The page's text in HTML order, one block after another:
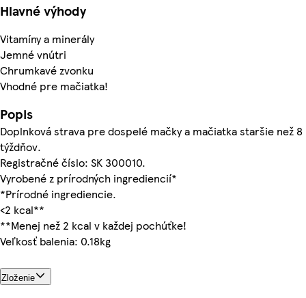
Hlavné výhody
Vitamíny a minerály
Jemné vnútri
Chrumkavé zvonku
Vhodné pre mačiatka!
Popis
Doplnková strava pre dospelé mačky a mačiatka staršie než 8
týždňov.
Registračné číslo: SK 300010.
Vyrobené z prírodných ingrediencií*
*Prírodné ingrediencie.
<2 kcal**
**Menej než 2 kcal v každej pochúťke!
Veľkosť balenia: 0.18kg
Zloženie